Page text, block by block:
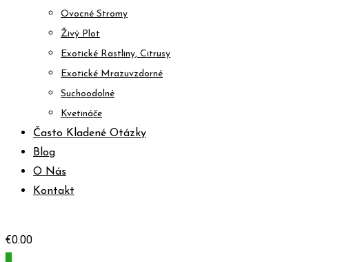
Ovocné Stromy
Živý Plot
Exotické Rastliny, Citrusy
Exotické Mrazuvzdorné
Suchoodolné
Kvetináče
Často Kladené Otázky
Blog
O Nás
Kontakt
€0.00